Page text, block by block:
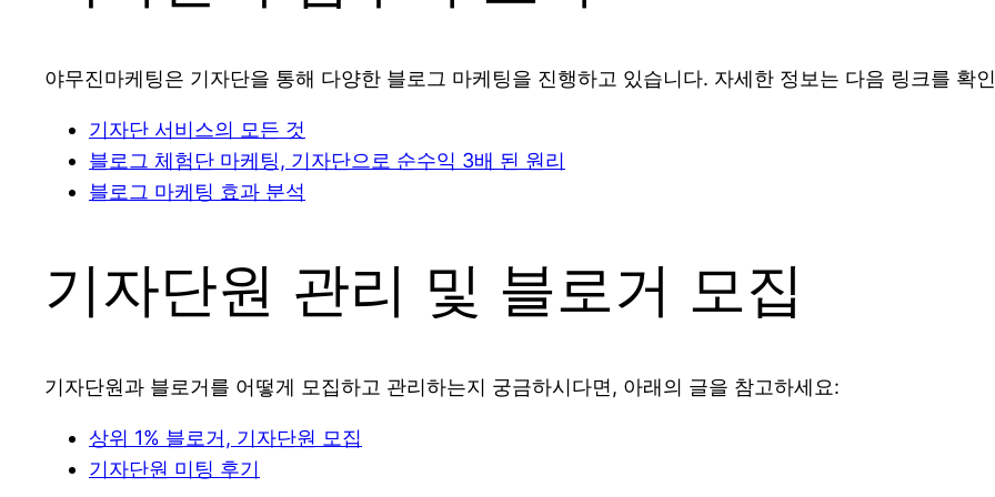
야무진마케팅은 기자단을 통해 다양한 블로그 마케팅을 진행하고 있습니다. 자세한 정보는 다음 링크를 확
기자단 서비스의 모든 것
블로그 체험단 마케팅, 기자단으로 순수익 3배 된 원리
블로그 마케팅 효과 분석
기자단원 관리 및 블로거 모집
기자단원과 블로거를 어떻게 모집하고 관리하는지 궁금하시다면, 아래의 글을 참고하세요:
상위 1% 블로거, 기자단원 모집
기자단원 미팅 후기